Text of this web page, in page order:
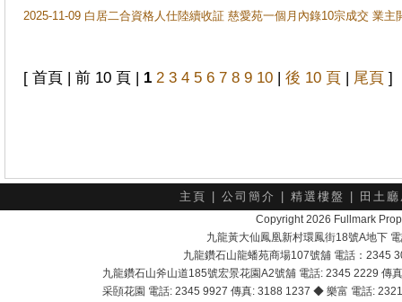
2025-11-09 白居二合資格人仕陸續收証 慈愛苑一個月內錄10宗成交 業
[ 首頁 | 前 10 頁 | 1 2 3 4 5 6 7 8 9 10 | 後 10 頁 | 尾頁 ]
主頁 公司簡介 精選樓盤 田土
Copyright 2026 Fullmark
九龍黃大仙鳳凰新村環鳳街18號A地下
九龍鑽石山龍蟠苑商場107號舖 電話：2345
九龍鑽石山斧山道185號宏景花園A2號舖 電話: 2345 2229
采頣花園 電話: 2345 9927 傳真: 3188 1237 ◆ 樂富 電話: